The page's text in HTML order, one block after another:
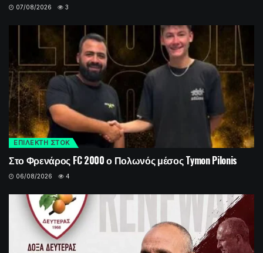
07/08/2026 3
ΕΠΙΛΕΚΤΗ ΣΤΟΚ
Στο Φρενάρος FC 2000 ο Πολωνός μέσος Tymon Pilonis
06/08/2026 4